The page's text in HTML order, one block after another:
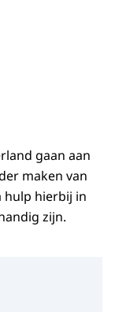
gaan aan
maken van
hulp hierbij in
zijn.